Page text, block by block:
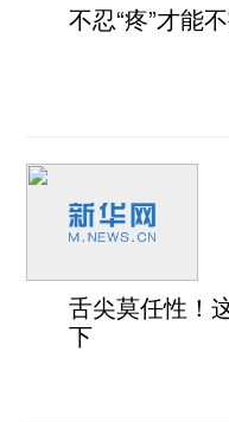
不忍“疼”才能
舌尖莫任性！
下